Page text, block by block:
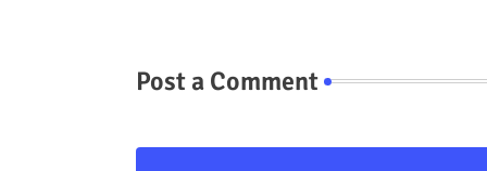
Post a Comment